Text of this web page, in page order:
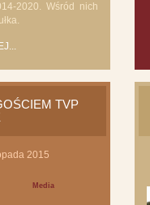
2020. Wśród nich
TVP
2015
Media